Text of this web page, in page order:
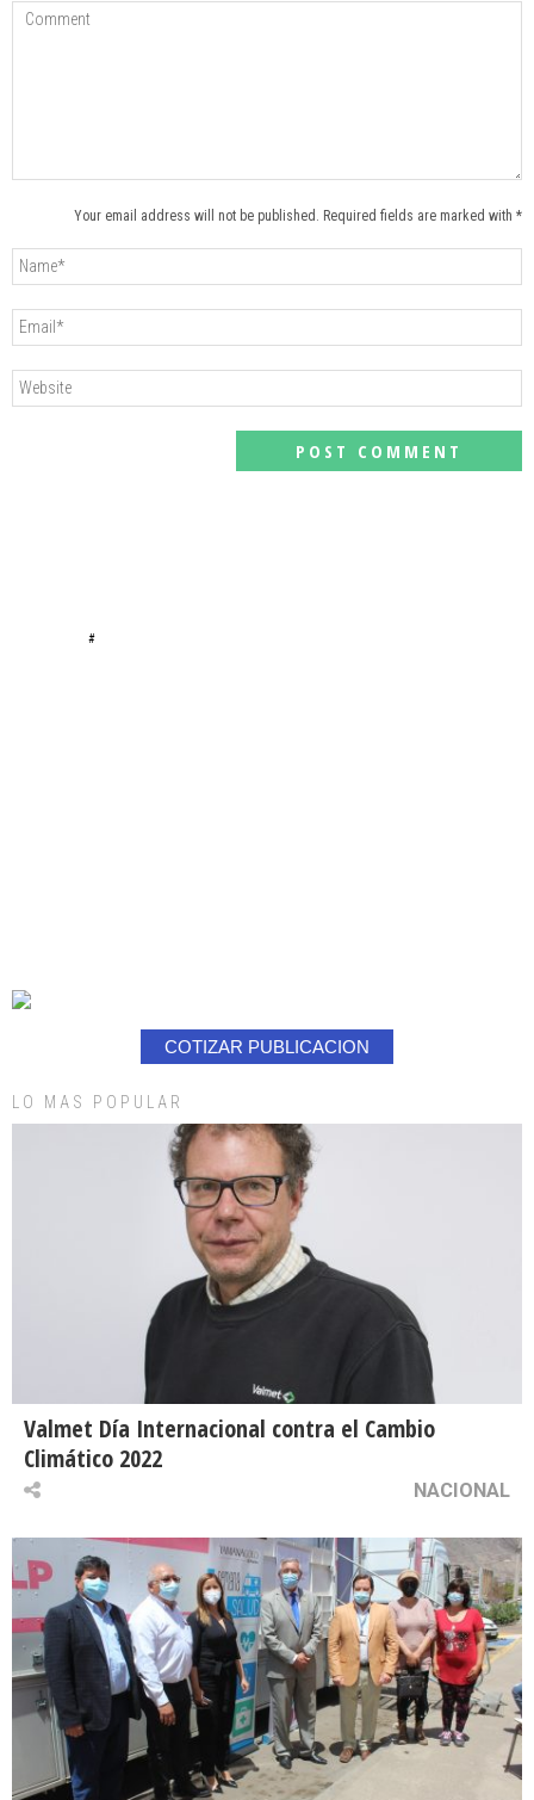
Your email address will not be published. Required fields are marked with *
#
COTIZAR PUBLICACION
LO MAS POPULAR
Valmet Día Internacional contra el Cambio
Climático 2022
NACIONAL